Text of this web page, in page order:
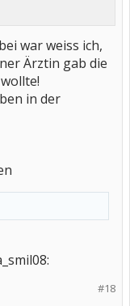
war weiss ich,
Ärztin gab die
in der
#18